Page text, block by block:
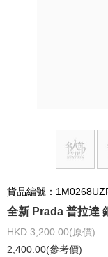
貨品編號：
全新 Prada 普拉達
HKD 3,200.00(原價)
2,400.00(參考價)